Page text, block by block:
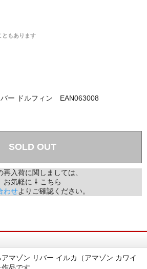
ともあります
ー ドルフィン EAN063008
SOLD OUT
再入荷に関しましては、
お気軽に ⇩ こちら
わせよりご確認ください。
マゾン リバー イルカ（アマゾン カワイ